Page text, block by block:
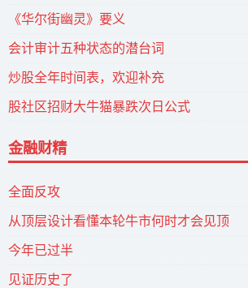
《华尔街幽灵》要义
会计审计五种状态的潜台词
炒股全年时间表，欢迎补充
股社区招财大牛猫暴跌次日公式
金融财精
全面反攻
从顶层设计看懂本轮牛市何时才会见顶
今年已过半
见证历史了